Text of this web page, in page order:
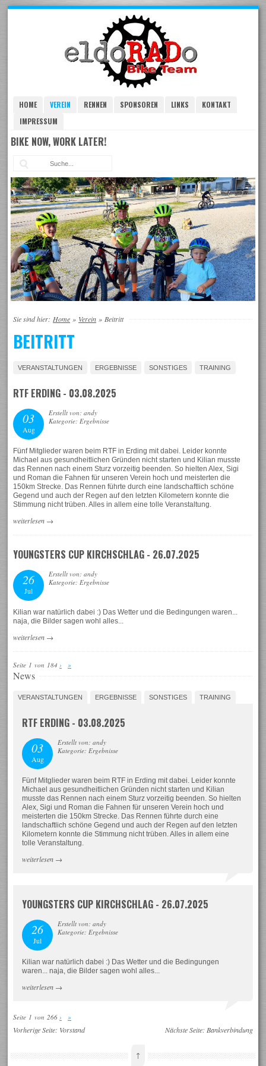
HOME VEREIN RENNEN SPONSOREN LINKS
KONTAKT
IMPRESSUM
BIKE NOW, WORK LATER!
Sie sind hier: Home » Verein » Beitritt
BEITRITT
VERANSTALTUNGEN ERGEBNISSE SONSTIGES TRAINING
RTF ERDING - 03.08.2025
03
Aug
Erstellt von: andy
Kategorie: Ergebnisse
Fünf Mitglieder waren beim RTF in Erding mit dabei. Leider konnte
Michael aus gesundheitlichen Gründen nicht starten und Kilian musste
das Rennen nach einem Sturz vorzeitig beenden. So hielten Alex, Sigi
und Roman die Fahnen für unseren Verein hoch und meisterten die
150km Strecke. Das Rennen führte durch eine landschaftlich schöne
Gegend und auch der Regen auf den letzten Kilometern konnte die
Stimmung nicht trüben. Alles in allem eine tolle Veranstaltung.
weiterlesen →
YOUNGSTERS CUP KIRCHSCHLAG - 26.07.2025
26
Jul
Erstellt von: andy
Kategorie: Ergebnisse
Kilian war natürlich dabei :) Das Wetter und die Bedingungen waren...
naja, die Bilder sagen wohl alles...
weiterlesen →
Seite 1 von 184 › »
News
VERANSTALTUNGEN ERGEBNISSE SONSTIGES TRAINING
RTF ERDING - 03.08.2025
03
Aug
Erstellt von: andy
Kategorie: Ergebnisse
Fünf Mitglieder waren beim RTF in Erding mit dabei. Leider konnte
Michael aus gesundheitlichen Gründen nicht starten und Kilian
musste das Rennen nach einem Sturz vorzeitig beenden. So hielten
Alex, Sigi und Roman die Fahnen für unseren Verein hoch und
meisterten die 150km Strecke. Das Rennen führte durch eine
landschaftlich schöne Gegend und auch der Regen auf den letzten
Kilometern konnte die Stimmung nicht trüben. Alles in allem eine
tolle Veranstaltung.
weiterlesen →
YOUNGSTERS CUP KIRCHSCHLAG - 26.07.2025
26
Jul
Erstellt von: andy
Kategorie: Ergebnisse
Kilian war natürlich dabei :) Das Wetter und die Bedingungen
waren... naja, die Bilder sagen wohl alles...
weiterlesen →
Seite 1 von 266 › »
Vorherige Seite: Vorstand Nächste Seite: Bankverbindung
↑